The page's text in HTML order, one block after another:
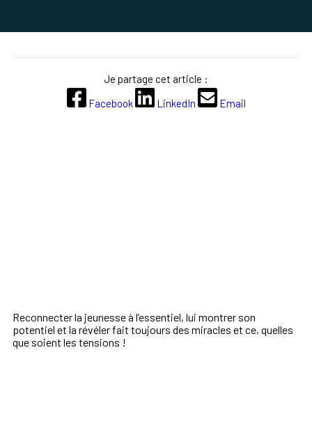
Reconnecter la jeunesse à l’essentiel, lui montrer son
potentiel et la révéler fait toujours des miracles et ce, quelles
que soient les tensions !
Je partage cet article :
Facebook
LinkedIn Email